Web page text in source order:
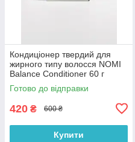
Кондиціонер твердий для
жирного типу волосся NOMI
Balance Conditioner 60 г
Готово до відправки
420 ₴ 600 ₴
Купити